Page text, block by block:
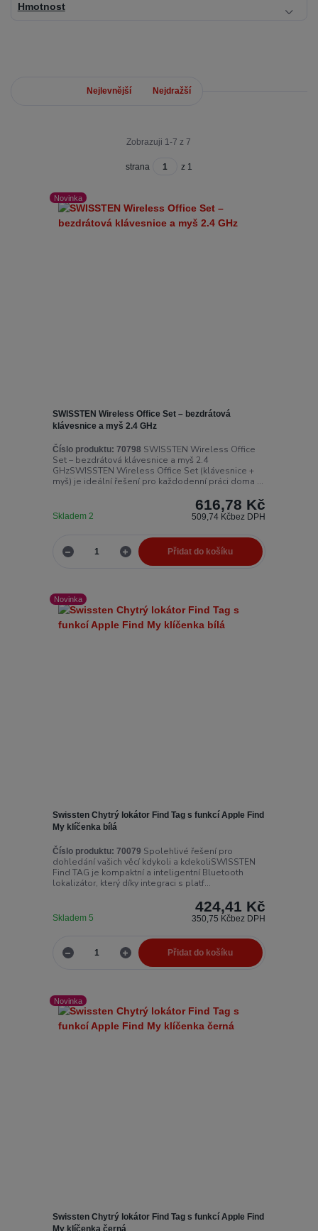
Hmotnost
Nejlevnější Nejdražší
Zobrazuji 1-7 z 7
strana z 1
Novinka
SWISSTEN Wireless Office Set – bezdrátová
klávesnice a myš 2.4 GHz
Číslo produktu: 70798 SWISSTEN Wireless Office
Set – bezdrátová klávesnice a myš 2.4
GHzSWISSTEN Wireless Office Set (klávesnice +
myš) je ideální řešení pro každodenní práci doma ...
616,78 Kč
509,74 Kčbez DPH
Skladem 2
Přidat do košíku
Novinka
Swissten Chytrý lokátor Find Tag s funkcí Apple Find
My klíčenka bílá
Číslo produktu: 70079 Spolehlivé řešení pro
dohledání vašich věcí kdykoli a kdekoliSWISSTEN
Find TAG je kompaktní a inteligentní Bluetooth
lokalizátor, který díky integraci s platf...
424,41 Kč
350,75 Kčbez DPH
Skladem 5
Přidat do košíku
Novinka
Swissten Chytrý lokátor Find Tag s funkcí Apple Find
My klíčenka černá